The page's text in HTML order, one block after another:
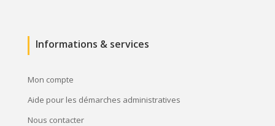
Informations & services
Mon compte
Aide pour les démarches administratives
Nous contacter